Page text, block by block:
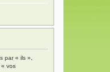
par « ils »,
« vos